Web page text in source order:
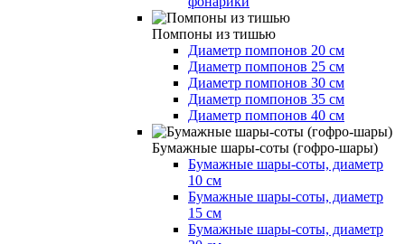
Помпоны из тишью
Диаметр помпонов 20 см
Диаметр помпонов 25 см
Диаметр помпонов 30 см
Диаметр помпонов 35 см
Диаметр помпонов 40 см
Бумажные шары-соты (гофро-шары)
Бумажные шары-соты, диаметр
10 см
Бумажные шары-соты, диаметр
15 см
Бумажные шары-соты, диаметр